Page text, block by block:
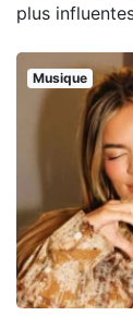
plus
Musique